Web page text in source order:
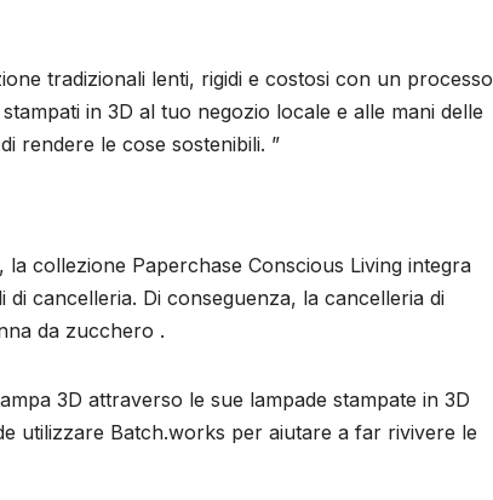
tradizionali lenti, rigidi e costosi con un processo
in 3D al tuo negozio locale e alle mani delle
rendere le cose sostenibili. ”
collezione Paperchase Conscious Living integra
cancelleria. Di conseguenza, la cancelleria di
da zucchero .
3D attraverso le sue lampade stampate in 3D
utilizzare Batch.works per aiutare a far rivivere le